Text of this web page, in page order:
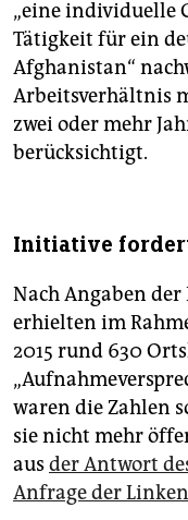
„eine individuelle
Tätigkeit für ein
Afghanistan“
Arbeitsverhältnis
zwei oder mehr
berücksichtigt.
Initiative
Nach Angaben
erhielten im
2015 rund 630
waren die Zahlen
sie nicht mehr
aus der Antwort
Anfrage der Linken